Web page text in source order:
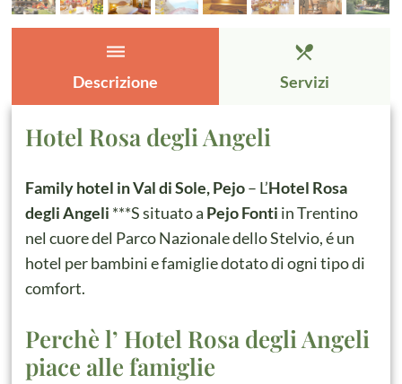
dehaze
Descrizione
restaurant_menu
Servizi
Hotel Rosa degli Angeli
Family hotel in Val di Sole, Pejo– L’Hotel Rosa
degli Angeli ***S situato a Pejo Fonti in Trentino
nel cuore del Parco Nazionale dello Stelvio, é un
hotel per bambini e famiglie dotato di ogni tipo di
comfort.
Perchè l’ Hotel Rosa degli Angeli
piace alle famiglie